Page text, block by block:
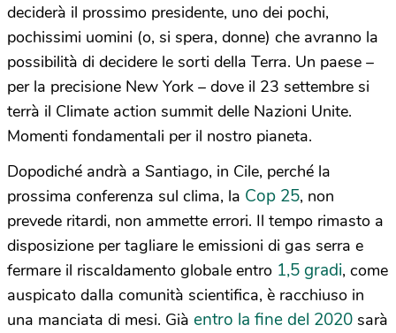
deciderà il prossimo presidente, uno dei pochi,
pochissimi uomini (o, si spera, donne) che avranno la
possibilità di decidere le sorti della Terra. Un paese –
per la precisione New York – dove il 23 settembre si
terrà il Climate action summit delle Nazioni Unite.
Momenti fondamentali per il nostro pianeta.
Dopodiché andrà a Santiago, in Cile, perché la
prossima conferenza sul clima, la Cop 25, non
prevede ritardi, non ammette errori. Il tempo rimasto a
disposizione per tagliare le emissioni di gas serra e
fermare il riscaldamento globale entro 1,5 gradi, come
auspicato dalla comunità scientifica, è racchiuso in
una manciata di mesi. Già entro la fine del 2020 sarà